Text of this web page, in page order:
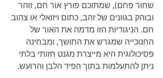
שחור פחם), שמתוכם פורץ אור חם, זוהר
ובוהק בגוונים של זהב, כתום ויזואלי או צהוב
חם. הניגודיות הזו מדמה את האור של
החנוכייה שמגרש את החושך, ומבחינה
פסיכולוגית היא מייצרת מגנט חזותי בלתי
ניתן להתעלמות בתוך הפיד הלבן והרועש.